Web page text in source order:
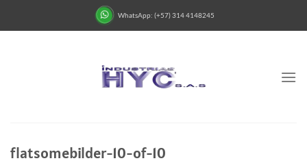
WhatsApp: (+57) 314 4148245
flatsomebilder-10-of-10